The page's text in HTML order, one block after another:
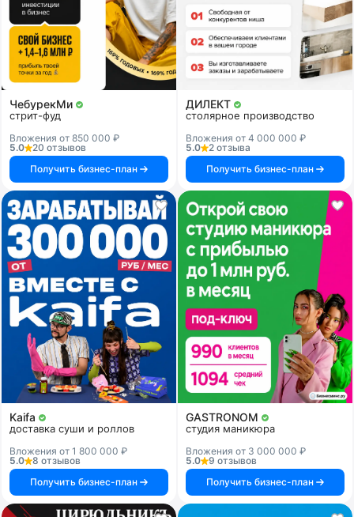
ЧебурекМи
стрит-фуд
Вложения от 850 000 ₽
5.0
20 отзывов
Получить бизнес-план
ДИЛЕКТ
столярное производство
Вложения от 4 000 000 ₽
5.0
2 отзыва
Получить бизнес-план
Kaifa
доставка суши и роллов
Вложения от 1 800 000 ₽
5.0
8 отзывов
Получить бизнес-план
GASTRONOM
студия маникюра
Вложения от 3 000 000 ₽
5.0
9 отзывов
Получить бизнес-план